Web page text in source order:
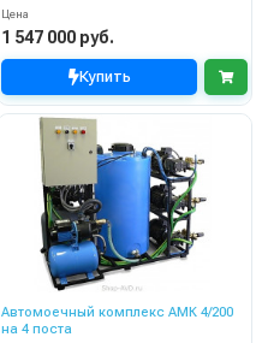
Цена
1 547 000 руб.
Купить
Автомоечный комплекс АМК 4/200
на 4 поста